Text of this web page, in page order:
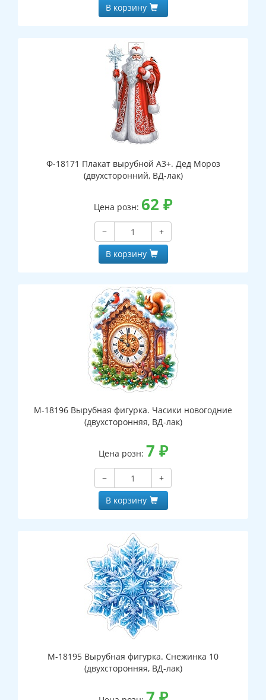
В корзину
Ф-18171 Плакат вырубной А3+. Дед Мороз
(двухсторонний, ВД-лак)
Цена розн: 62 ₽
−
+
В корзину
М-18196 Вырубная фигурка. Часики новогодние
(двухсторонняя, ВД-лак)
Цена розн: 7 ₽
−
+
В корзину
М-18195 Вырубная фигурка. Снежинка 10
(двухсторонняя, ВД-лак)